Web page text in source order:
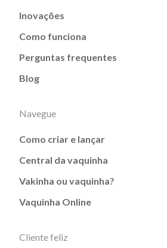
Inovações
Como funciona
Perguntas frequentes
Blog
Navegue
Como criar e lançar
Central da vaquinha
Vakinha ou vaquinha?
Vaquinha Online
Cliente feliz